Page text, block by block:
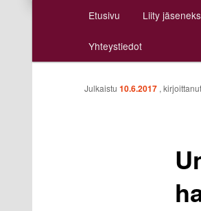
Siirry
sisältöön
Siirry
toissijaiseen
sisältöön
Etusivu Liity
Yhteystiedot
Julkaistu 10.6.2017 , kirjoittanut